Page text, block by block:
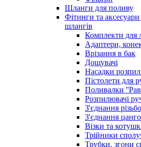
Шланги для поливу
Фітинги та
шлангів
Комплекти для
Адаптери,
Врізання в бак
Дощувачі
Насадки
Пістолети для
Поливалки
Розпилювачі
З'єднання
З'єднання
Візки та
Трійники
Трубки, згони